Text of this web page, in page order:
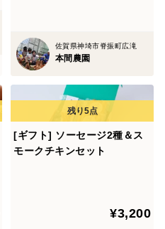
佐賀県神埼市脊振町広滝
本間農園
[ギフト] ソーセージ2種＆ス
モークチキンセット
¥3,200